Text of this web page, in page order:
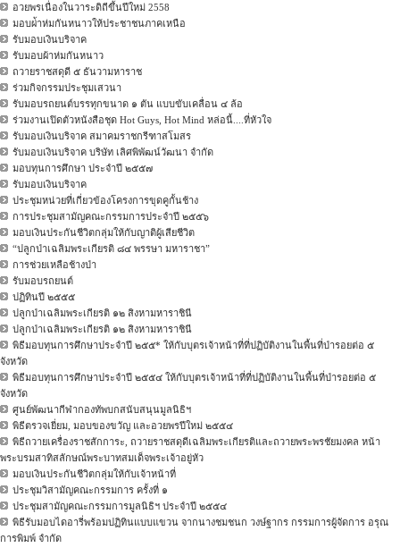
อวยพรเนื่องในวาระดิถีขึ้นปีใหม่ 2558
มอบผ่้าห่มกันหนาวให้ประชาชนภาคเหนือ
รับมอบเงินบริจาค
รับมอบผ้าห่มกันหนาว
ถวายราชสดุดี ๕ ธันวามหาราช
ร่วมกิจกรรมประชุมเสวนา
รับมอบรถยนต์บรรทุกขนาด ๑ ตัน แบบขับเคลื่อน ๔ ล้อ
ร่วมงานเปิดตัวหนังสือชุด Hot Guys, Hot Mind หล่อนี้....ที่หัวใจ
รับมอบเงินบริจาค สมาคมราชกรีฑาสโมสร
รับมอบเงินบริจาค บริษัท เลิศพิพัฒน์วัฒนา จำกัด
มอบทุนการศึกษา ประจำปี ๒๕๕๗
รับมอบเงินบริจาค
ประชุมหน่วยที่เกี่ยวข้องโครงการขุดคูกั้นช้าง
การประชุมสามัญคณะกรรมการประจำปี ๒๕๕๖
มอบเงินประกันชีวิตกลุ่มให้กับญาติผู้เสียชีวิต
“ปลูกป่าเฉลิมพระเกียรติ ๘๔ พรรษา มหาราชา”
การช่วยเหลือช้างป่า
รับมอบรถยนต์
ปฏิทินปี ๒๕๕๕
ปลูกป่าเฉลิมพระเกียรติ ๑๒ สิงหามหาราชินี
ปลูกป่าเฉลิมพระเกียรติ ๑๒ สิงหามหาราชินี
พิธีมอบทุนการศึกษาประจำปี ๒๕๕* ให้กับบุตรเจ้าหน้าที่ที่ปฏิบัติงานในพื้นที่ป่ารอยต่อ ๕
จังหวัด
พิธีมอบทุนการศึกษาประจำปี ๒๕๕๔ ให้กับบุตรเจ้าหน้าที่ที่ปฏิบัติงานในพื้นที่ป่ารอยต่อ ๕
จังหวัด
ศูนย์พัฒนากีฬากองทัพบกสนับสนุนมูลนิธิฯ
พิธีตรวจเยี่ยม, มอบของขวัญ และอวยพรปีใหม่ ๒๕๕๔
พิธีถวายเครื่องราชสักการะ, ถวายราชสดุดีเฉลิมพระเกียรติและถวายพระพรชัยมงคล หน้า
พระบรมสาทิสลักษณ์พระบาทสมเด็จพระเจ้าอยู่หัว
มอบเงินประกันชีวิตกลุ่มให้กับเจ้าหน้าที่
ประชุมวิสามัญคณะกรรมการ ครั้งที่ ๑
ประชุมสามัญคณะกรรมการมูลนิธิฯ ประจำปี ๒๕๕๔
พิธีรับมอบไดอารี่พร้อมปฏิทินแบบแขวน จากนางชมชนก วงษ์ฐากร กรรมการผู้จัดการ อรุณ
การพิมพ์ จำกัด